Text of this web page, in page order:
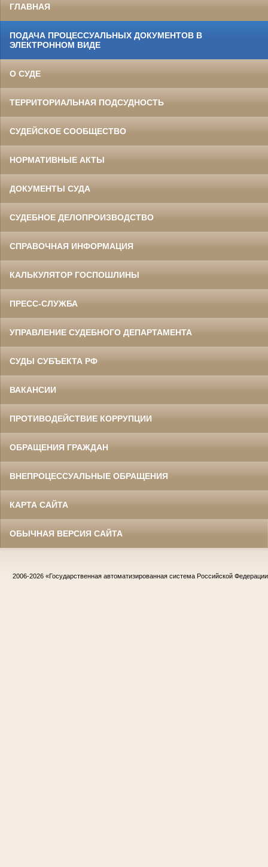
ГЛАВНАЯ
ПОДАЧА ПРОЦЕССУАЛЬНЫХ ДОКУМЕНТОВ В
ЭЛЕКТРОННОМ ВИДЕ
О СУДЕ
ТЕРРИТОРИАЛЬНАЯ ПОДСУДНОСТЬ
СУДЕЙСКОЕ СООБЩЕСТВО
НОРМАТИВНЫЕ АКТЫ
ДОКУМЕНТЫ СУДА
СУДЕБНОЕ ДЕЛОПРОИЗВОДСТВО
СПРАВОЧНАЯ ИНФОРМАЦИЯ
КАЛЬКУЛЯТОР ГОСПОШЛИНЫ
ПРЕСС-СЛУЖБА
УПРАВЛЕНИЕ СУДЕБНОГО ДЕПАРТАМЕНТА
СУДЫ СУБЪЕКТА РФ
ВАКАНСИИ
ПРОТИВОДЕЙСТВИЕ КОРРУПЦИИ
ОБРАЩЕНИЯ ГРАЖДАН
ВНЕПРОЦЕССУАЛЬНЫЕ ОБРАЩЕНИЯ
КАРТА САЙТА
ОБЫЧНАЯ ВЕРСИЯ САЙТА
2006-2026 «Государственная автоматизированная система Российской